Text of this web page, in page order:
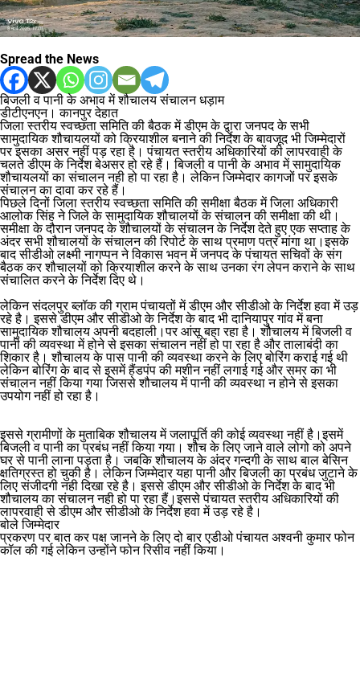
Spread the News
बिजली व पानी के अभाव में शौचालय संचालन धड़ाम
डीटीएनएन। कानपुर देहात
जिला स्तरीय स्वच्छता समिति की बैठक में डीएम के द्वारा जनपद के सभी
सामुदायिक शौचायलयों को क्रियाशील बनाने की निर्देश के बावजूद भी जिम्मेदारों
पर इसका असर नहीं पड़ रहा है। पंचायत स्तरीय अधिकारियों की लापरवाही के
चलते डीएम के निर्देश बेअसर हो रहे हैं। बिजली व पानी के अभाव में सामुदायिक
शौचायलयों का संचालन नही हो पा रहा है। लेकिन जिम्मेदार कागजों पर इसके
संचालन का दावा कर रहे हैं।
पिछले दिनों जिला स्तरीय स्वच्छता समिति की समीक्षा बैठक में जिला अधिकारी
आलोक सिंह ने जिले के सामुदायिक शौचालयों के संचालन की समीक्षा की थी।
समीक्षा के दौरान जनपद के शौचालयों के संचालन के निर्देश देते हुए एक सप्ताह के
अंदर सभी शौचालयों के संचालन की रिपोर्ट के साथ प्रमाण पत्र मांगा था।इसके
बाद सीडीओ लक्ष्मी नागप्पन ने विकास भवन में जनपद के पंचायत सचिवों के संग
बैठक कर शौचालयों को क्रियाशील करने के साथ उनका रंग लेपन कराने के साथ
संचालित करने के निर्देश दिए थे।
लेकिन संदलपुर ब्लॉक की ग्राम पंचायतों में डीएम और सीडीओ के निर्देश हवा में उड़
रहे है। इससे डीएम और सीडीओ के निर्देश के बाद भी दानियापुर गांव में बना
सामुदायिक शौचालय अपनी बदहाली।पर आंसू बहा रहा है। शौचालय में बिजली व
पानी की व्यवस्था में होने से इसका संचालन नहीं हो पा रहा है और तालाबंदी का
शिकार है। शौचालय के पास पानी की व्यवस्था करने के लिए बोरिंग कराई गई थी
लेकिन बोरिंग के बाद से इसमें हैंडपंप की मशीन नहीं लगाई गई और समर का भी
संचालन नहीं किया गया जिससे शौचालय में पानी की व्यवस्था न होने से इसका
उपयोग नहीं हो रहा है।
इससे ग्रामीणों के मुताबिक शौचालय में जलापूर्ति की कोई व्यवस्था नहीं है।इसमें
बिजली व पानी का प्रबंध नहीं किया गया। शौच के लिए जाने वाले लोगो को अपने
घर से पानी लाना पड़ता है। जबकि शौचालय के अंदर गन्दगी के साथ बाल बेसिन
क्षतिग्रस्त हो चुकी है। लेकिन जिम्मेदार यहा पानी और बिजली का प्रबंध जुटाने के
लिए संजीदगी नही दिखा रहे है। इससे डीएम और सीडीओ के निर्देश के बाद भी
शौचालय का संचालन नही हो पा रहा हैं।इससे पंचायत स्तरीय अधिकारियों की
लापरवाही से डीएम और सीडीओ के निर्देश हवा में उड़ रहे है।
बोले जिम्मेदार
प्रकरण पर बात कर पक्ष जानने के लिए दो बार एडीओ पंचायत अश्वनी कुमार फोन
कॉल की गई लेकिन उन्होंने फोन रिसीव नहीं किया।